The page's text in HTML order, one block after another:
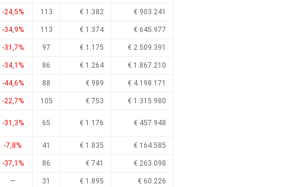
-24,5% 113 € 1.382 € 903.241
-34,9% 113 € 1.374 € 645.977
-31,7% 97 € 1.175 € 2.509.391
-34,1% 86 € 1.264 € 1.867.210
-44,6% 88 € 989 € 4.198.171
-22,7% 105 € 753 € 1.315.980
-31,3% 65 € 1.176 € 457.948
-7,8% 41 € 1.835 € 164.585
-37,1% 86 € 741 € 263.098
— 31 € 1.895 € 60.226